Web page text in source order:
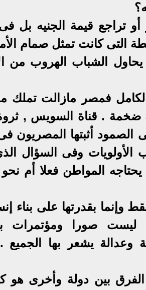
تراجع قيمة الجنيه بل
التى كانت تمثل صمام
يحاول الشباب الهروب من
فمصر مازالت تملك
ضخمة . قناة السويس ,
الصمود أثبتها
الأولويات وفى السؤال
المواطن فعلا أم نحو
وإنما بقدرتها على بناء
ليست صورا ومؤتمرات
يشعر بها الجميع .
بين دولة وأخرى هو